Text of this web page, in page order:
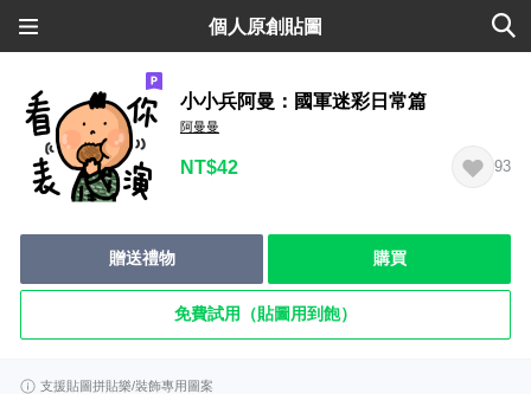
個人原創貼圖
小小兵阿曼：國軍迷彩日常篇
阿曼曼
NT$42 93
贈送禮物 購買
免費試用（貼圖用到飽）
支援貼圖拼貼樂/裝飾專用圖案